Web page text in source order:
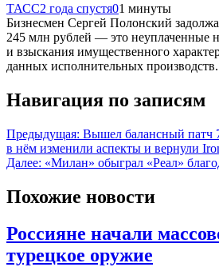
ТАСС2 года спустя01 минуты
Бизнесмен Сергей Полонский
245 млн рублей — это неуплаченные
и взыскания имущественного
данных исполнительных производств.
Навигация по записям
Предыдущая: Вышел балансный патч
в нём изменили аспекты и вернули
Далее: «Милан» обыграл «Реал»
Похожие новости
Россияне начали
турецкое оружие